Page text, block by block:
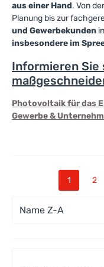
aus einer Hand. Von
Planung bis zur
und Gewerbekunden
insbesondere im
Informieren
Photovoltaik für das
Gewerbe &
1 2